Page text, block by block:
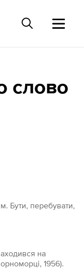
Бути, перебувати,
на
1956).
слово